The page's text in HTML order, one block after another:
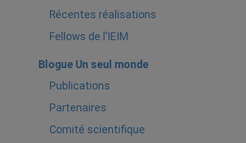
Récentes réalisations
Fellows de l’IEIM
Blogue Un seul monde
Publications
Partenaires
Comité scientifique